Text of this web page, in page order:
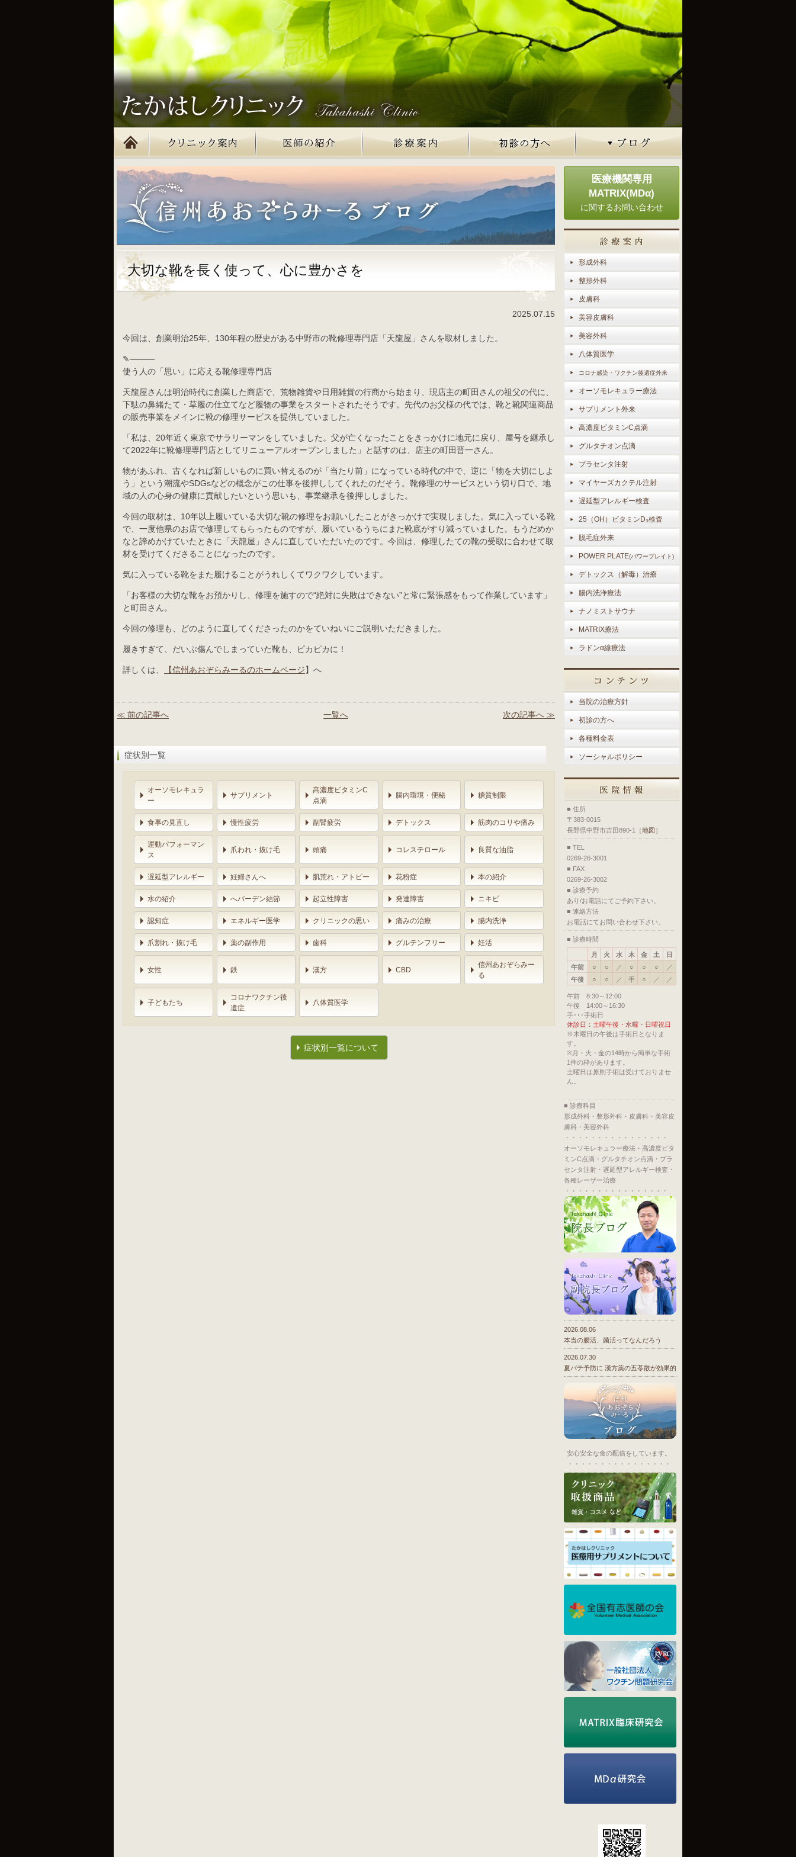
大切な靴を長く使って、心に豊かさを
2025.07.15
今回は、創業明治25年、130年程の歴史がある中野市の靴修理専門店「天龍屋」さんを取材しました。
✎———
使う人の「思い」に応える靴修理専門店
天龍屋さんは明治時代に創業した商店で、荒物雑貨や日用雑貨の行商から始まり、現店主の町田さんの祖父の代に、
下駄の鼻緒たて・草履の仕立てなど履物の事業をスタートされたそうです。先代のお父様の代では、靴と靴関連商品
の販売事業をメインに靴の修理サービスを提供していました。
「私は、20年近く東京でサラリーマンをしていました。父が亡くなったことをきっかけに地元に戻り、屋号を継承し
て2022年に靴修理専門店としてリニューアルオープンしました」と話すのは、店主の町田晋一さん。
物があふれ、古くなれば新しいものに買い替えるのが「当たり前」になっている時代の中で、逆に「物を大切にしよ
う」という潮流やSDGsなどの概念がこの仕事を後押ししてくれたのだそう。靴修理のサービスという切り口で、地
域の人の心身の健康に貢献したいという思いも、事業継承を後押ししました。
今回の取材は、10年以上履いている大切な靴の修理をお願いしたことがきっかけで実現しました。気に入っている靴
で、一度他県のお店で修理してもらったものですが、履いているうちにまた靴底がすり減っていました。もうだめか
なと諦めかけていたときに「天龍屋」さんに直していただいたのです。今回は、修理したての靴の受取に合わせて取
材を受けてくださることになったのです。
気に入っている靴をまた履けることがうれしくてワクワクしています。
「お客様の大切な靴をお預かりし、修理を施すので“絶対に失敗はできない”と常に緊張感をもって作業しています」
と町田さん。
今回の修理も、どのように直してくださったのかをていねいにご説明いただきました。
履きすぎて、だいぶ傷んでしまっていた靴も、ピカピカに！
詳しくは、 【信州あおぞらみーるのホームページ】へ
≪ 前の記事へ 一覧へ 次の記事へ ≫
症状別一覧
オーソモレキュラ
ー
サプリメント
高濃度ビタミンC
点滴
腸内環境・便秘 糖質制限
食事の見直し 慢性疲労 副腎疲労 デトックス 筋肉のコリや痛み
運動パフォーマン
ス
爪われ・抜け毛 頭痛 コレステロール 良質な油脂
遅延型アレルギー 妊婦さんへ 肌荒れ・アトピー 花粉症 本の紹介
水の紹介 へバーデン結節 起立性障害 発達障害 ニキビ
認知症 エネルギー医学 クリニックの思い 痛みの治療 腸内洗浄
爪割れ・抜け毛 薬の副作用 歯科 グルテンフリー 妊活
女性 鉄 漢方 CBD
信州あおぞらみー
る
子どもたち
コロナワクチン後
遺症
八体質医学
症状別一覧について
医療機関専用
MATRIX(MDα)
に関するお問い合わせ
形成外科
整形外科
皮膚科
美容皮膚科
美容外科
八体質医学
コロナ感染・ワクチン後遺症外来
オーソモレキュラー療法
サプリメント外来
高濃度ビタミンC点滴
グルタチオン点滴
プラセンタ注射
マイヤーズカクテル注射
遅延型アレルギー検査
25（OH）ビタミンD₃検査
脱毛症外来
POWER PLATE(パワープレイト)
デトックス（解毒）治療
腸内洗浄療法
ナノミストサウナ
MATRIX療法
ラドンα線療法
当院の治療方針
初診の方へ
各種料金表
ソーシャルポリシー
■ 住所
〒383-0015
長野県中野市吉田890-1［地図 ］
■ TEL
0269-26-3001
■ FAX
0269-26-3002
■ 診療予約
あり/お電話にてご予約下さい。
■ 連絡方法
お電話にてお問い合わせ下さい。
■ 診療時間
月 火 水 木 金 土
日
午前
○ ○ ／ ○ ○ ○
／
午後
○ ○ ／ 手 ○ ／ ／
午前 8:30～12:00
午後 14:00～16:30
手･･･手術日
休診日：土曜午後・水曜・日曜祝日
※木曜日の午後は手術日となりま
す。
※月・火・金の14時から簡単な手術
1件の枠があります。
土曜日は原則手術は受けておりませ
ん。
■ 診療科目
形成外科・整形外科・皮膚科・美容皮
膚科・美容外科
・・・・・・・・・・・・・・・・
オーソモレキュラー療法・高濃度ビタ
ミンC点滴・グルタチオン点滴・プラ
センタ注射・遅延型アレルギー検査・
各種レーザー治療
・・・・・・・・・・・・・・・・
2026.08.06
本当の腸活、菌活ってなんだろう
2026.07.30
夏バテ予防に 漢方薬の五苓散が効果的
安心安全な食の配信をしています。
・・・・・・・・・・・・・・・・